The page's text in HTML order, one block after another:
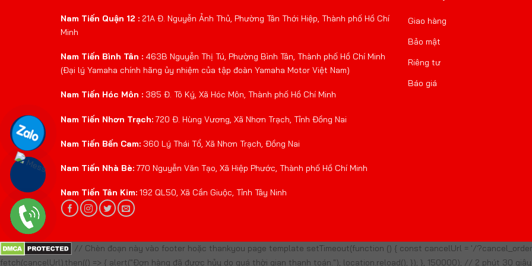
Nam Tiến Quận 12 : 21A Đ. Nguyễn Ảnh Thủ, Phường Tân Thới Hiệp, Thành phố Hồ Chí
Minh
Nam Tiến Bình Tân : 463B Nguyễn Thị Tú, Phường Bình Tân, Thành phố Hồ Chí Minh
(Đại lý Yamaha chính hãng ủy nhiệm của tập đoàn Yamaha Motor Việt Nam)
Nam Tiến Hóc Môn : 385 Đ. Tô Ký, Xã Hóc Môn, Thành phố Hồ Chí Minh
Nam Tiến Nhơn Trạch: 720 Đ. Hùng Vương, Xã Nhơn Trạch, Tỉnh Đồng Nai
Nam Tiến Bến Cam: 360 Lý Thái Tổ, Xã Nhơn Trạch, Đồng Nai
Nam Tiến Nhà Bè: 770 Nguyễn Văn Tạo, Xã Hiệp Phước, Thành phố Hồ Chí Minh
Nam Tiến Tân Kim: 192 QL50, Xã Cần Giuộc, Tỉnh Tây Ninh
Giao hàng
Bảo mật
Riêng tư
Báo giá
// Chèn đoạn này vào footer hoặc thankyou page template setTimeout(function () { const cancelUrl = '/
fetch(cancelUrl).then(() => { alert("Đơn hàng đã được hủy do quá thời gian thanh toán."); location.reload(); }); }, 150000); // 2 phút 30 giây